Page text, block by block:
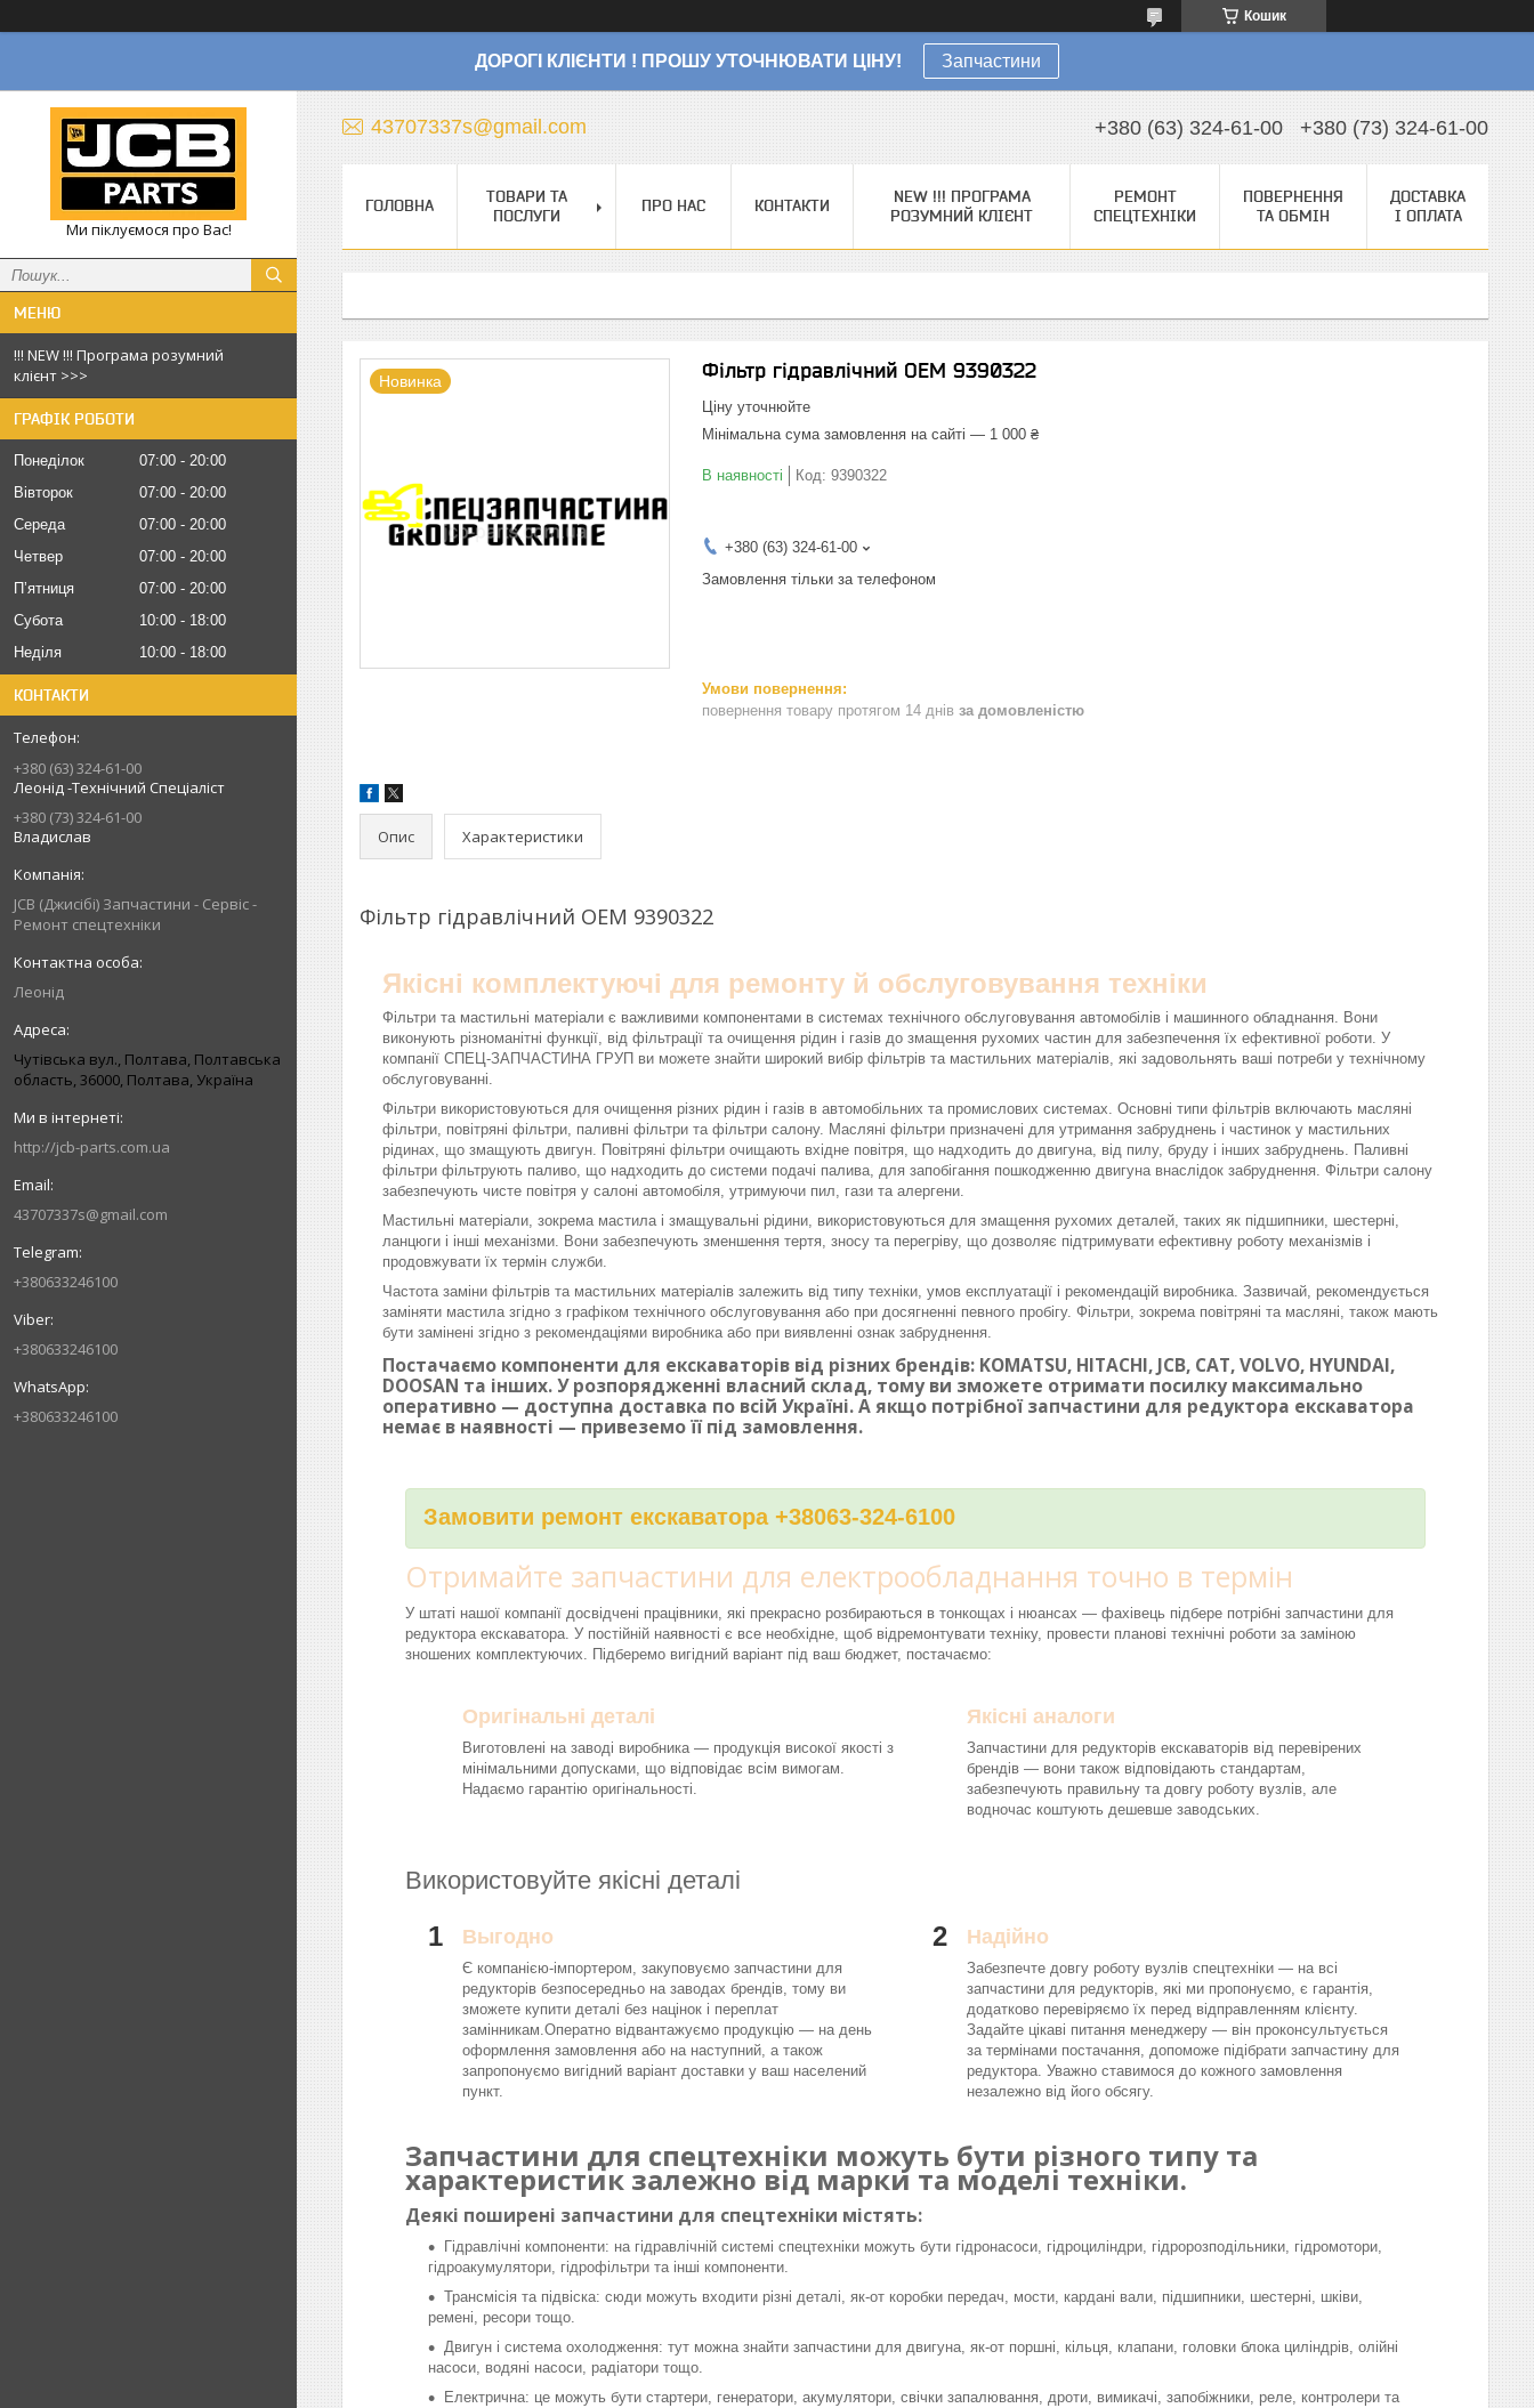
Кошик
ДОРОГІ КЛІЄНТИ ! ПРОШУ УТОЧНЮВАТИ ЦІНУ! Запчастини
Ми піклуємося про Вас!
!!! NEW !!! Програма розумний
клієнт >>>
ГРАФІК РОБОТИ
Понеділок 07:00
20:00
Вівторок
07:00
20:00
Середа
07:00
20:00
Четвер
07:00
20:00
Пʼятниця
07:00
20:00
Субота
10:00
18:00
Неділя
10:00 18:00
КОНТАКТИ
+380 (63) 324-61-00
Леонід -Технічний Спеціаліст
+380 (73) 324-61-00
Владислав
JCB (Джисібі) Запчастини - Сервіс -
Ремонт спецтехніки
Леонід
Чутівська вул., Полтава, Полтавська
область, 36000, Полтава, Україна
http://jcb-parts.com.ua
43707337s@gmail.com
+380633246100
+380633246100
+380633246100
43707337s@gmail.com +380 (63) 324-61-00 +380 (73) 324-61-00
ГОЛОВНА
ТОВАРИ ТА
ПОСЛУГИ
ПРО НАС КОНТАКТИ
NEW !!! ПРОГРАМА
РОЗУМНИЙ КЛІЄНТ
РЕМОНТ
СПЕЦТЕХНІКИ
ПОВЕРНЕННЯ
ТА ОБМІН
ДОСТАВКА
І ОПЛАТА
Новинка Фільтр гідравлічний OEM 9390322
Ціну уточнюйте
Мінімальна сума замовлення на сайті — 1 000 ₴
В наявності Код: 9390322
+380 (63) 324-61-00
Замовлення тільки за телефоном
повернення товару протягом 14 днів за домовленістю
Опис Характеристики
Фільтр гідравлічний OEM 9390322
Якісні комплектуючі для ремонту й обслуговування техніки
Фільтри та мастильні матеріали є важливими компонентами в системах технічного обслуговування автомобілів і машинного обладнання. Вони
виконують різноманітні функції, від фільтрації та очищення рідин і газів до змащення рухомих частин для забезпечення їх ефективної роботи. У
компанії СПЕЦ-ЗАПЧАСТИНА ГРУП ви можете знайти широкий вибір фільтрів та мастильних матеріалів, які задовольнять ваші потреби у технічному
обслуговуванні.
Фільтри використовуються для очищення різних рідин і газів в автомобільних та промислових системах. Основні типи фільтрів включають масляні
фільтри, повітряні фільтри, паливні фільтри та фільтри салону. Масляні фільтри призначені для утримання забруднень і частинок у мастильних
рідинах, що змащують двигун. Повітряні фільтри очищають вхідне повітря, що надходить до двигуна, від пилу, бруду і інших забруднень. Паливні
фільтри фільтрують паливо, що надходить до системи подачі палива, для запобігання пошкодженню двигуна внаслідок забруднення. Фільтри салону
забезпечують чисте повітря у салоні автомобіля, утримуючи пил, гази та алергени.
Мастильні матеріали, зокрема мастила і змащувальні рідини, використовуються для змащення рухомих деталей, таких як підшипники, шестерні,
ланцюги і інші механізми. Вони забезпечують зменшення тертя, зносу та перегріву, що дозволяє підтримувати ефективну роботу механізмів і
продовжувати їх термін служби.
Частота заміни фільтрів та мастильних матеріалів залежить від типу техніки, умов експлуатації і рекомендацій виробника. Зазвичай, рекомендується
заміняти мастила згідно з графіком технічного обслуговування або при досягненні певного пробігу. Фільтри, зокрема повітряні та масляні, також мають
бути замінені згідно з рекомендаціями виробника або при виявленні ознак забруднення.
Постачаємо компоненти для екскаваторів від різних брендів: KOMATSU, HITACHI, JCB, CAT, VOLVO, HYUNDAI,
DOOSAN та інших. У розпорядженні власний склад, тому ви зможете отримати посилку максимально
оперативно — доступна доставка по всій Україні. А якщо потрібної запчастини для редуктора екскаватора
немає в наявності — привеземо її під замовлення.
Замовити ремонт екскаватора +38063-324-6100
Отримайте запчастини для електрообладнання точно в термін
У штаті нашої компанії досвідчені працівники, які прекрасно розбираються в тонкощах і нюансах — фахівець підбере потрібні запчастини для
редуктора екскаватора. У постійній наявності є все необхідне, щоб відремонтувати техніку, провести планові технічні роботи за заміною
зношених комплектуючих. Підберемо вигідний варіант під ваш бюджет, постачаємо:
Оригінальні деталі
Виготовлені на заводі виробника — продукція високої якості з
мінімальними допусками, що відповідає всім вимогам.
Надаємо гарантію оригінальності.
Якісні аналоги
Запчастини для редукторів екскаваторів від перевірених
брендів — вони також відповідають стандартам,
забезпечують правильну та довгу роботу вузлів, але
водночас коштують дешевше заводських.
Використовуйте якісні деталі
1 Выгодно
Є компанією-імпортером, закуповуємо запчастини для
редукторів безпосередньо на заводах брендів, тому ви
зможете купити деталі без націнок і переплат
замінникам.Оператно відвантажуємо продукцію — на день
оформлення замовлення або на наступний, а також
запропонуємо вигідний варіант доставки у ваш населений
пункт.
2 Надійно
Забезпечте довгу роботу вузлів спецтехніки — на всі
запчастини для редукторів, які ми пропонуємо, є гарантія,
додатково перевіряємо їх перед відправленням клієнту.
Задайте цікаві питання менеджеру — він проконсультується
за термінами постачання, допоможе підібрати запчастину для
редуктора. Уважно ставимося до кожного замовлення
незалежно від його обсягу.
Запчастини для спецтехніки можуть бути різного типу та
характеристик залежно від марки та моделі техніки.
Деякі поширені запчастини для спецтехніки містять:
Гідравлічні компоненти: на гідравлічній системі спецтехніки можуть бути гідронасоси, гідроциліндри, гідророзподільники, гідромотори,
гідроакумулятори, гідрофільтри та інші компоненти.
Трансмісія та підвіска: сюди можуть входити різні деталі, як-от коробки передач, мости, кардані вали, підшипники, шестерні, шківи,
ремені, ресори тощо.
Двигун і система охолодження: тут можна знайти запчастини для двигуна, як-от поршні, кільця, клапани, головки блока циліндрів, олійні
насоси, водяні насоси, радіатори тощо.
Електрична: це можуть бути стартери, генератори, акумулятори, свічки запалювання, дроти, вимикачі, запобіжники, реле, контролери та